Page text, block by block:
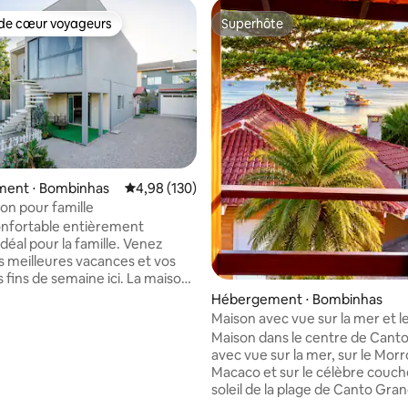
cœur voyageurs les plus appréciés
cœur voyageurs
⋅ Bombinhas Évaluation moyenne sur la base de 130
4,98 (130)
pour famille
entièrement
pour la famille. Venez
meilleures vacances et vos
fins de semaine ici. La maison
Superhôte
Superhôte
Hébergement ⋅ Bombinhas
Maison avec vue sur la mer et
de soleil à Canto Grande
Maison dans le centre de
avec vue sur la mer, sur le
Macaco et sur le célèbre
soleil de la plage de Canto